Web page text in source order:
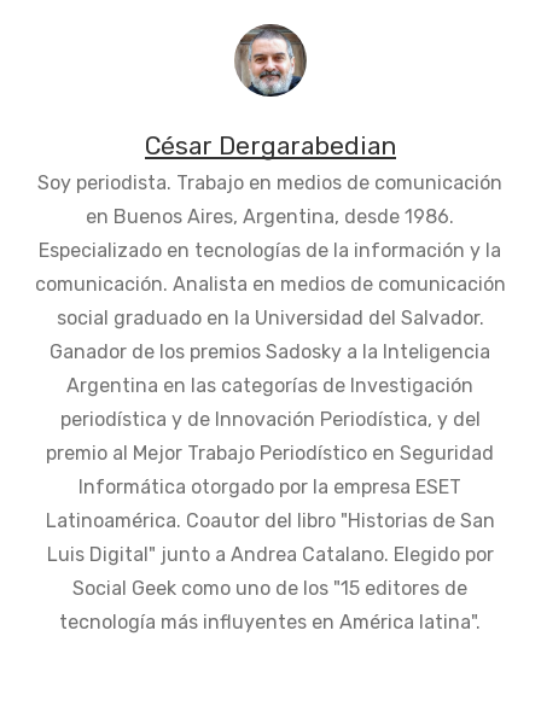
César Dergarabedian
Soy periodista. Trabajo en medios de comunicación
en Buenos Aires, Argentina, desde 1986.
Especializado en tecnologías de la información y la
comunicación. Analista en medios de comunicación
social graduado en la Universidad del Salvador.
Ganador de los premios Sadosky a la Inteligencia
Argentina en las categorías de Investigación
periodística y de Innovación Periodística, y del
premio al Mejor Trabajo Periodístico en Seguridad
Informática otorgado por la empresa ESET
Latinoamérica. Coautor del libro "Historias de San
Luis Digital" junto a Andrea Catalano. Elegido por
Social Geek como uno de los "15 editores de
tecnología más influyentes en América latina".